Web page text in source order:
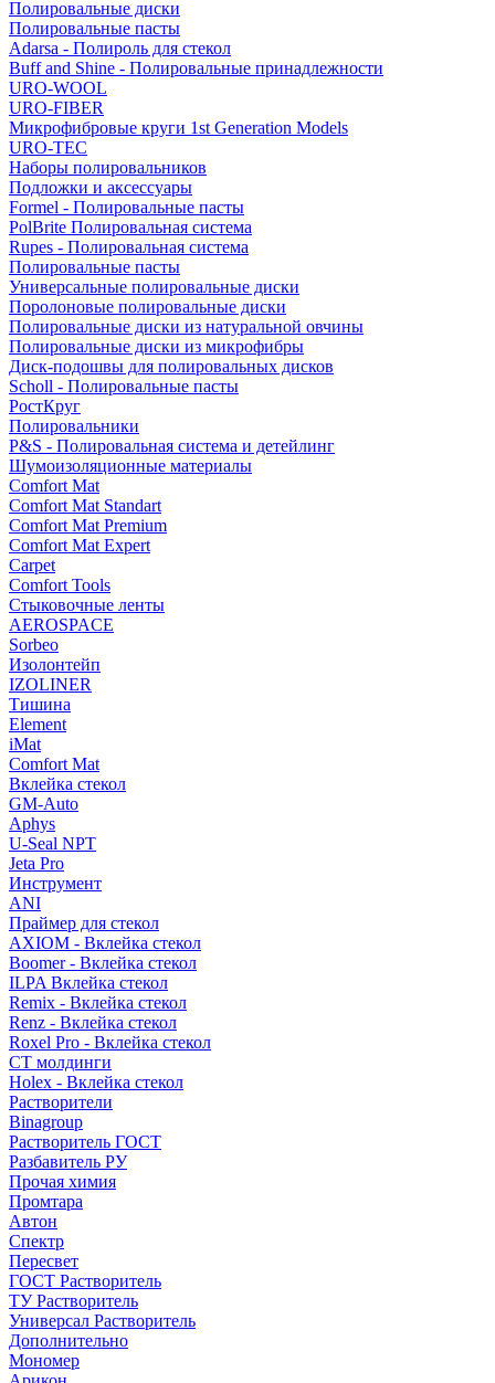
Полировальные диски
Полировальные пасты
Adarsa - Полироль для стекол
Buff and Shine - Полировальные принадлежности
URO-WOOL
URO-FIBER
Микрофибровые круги 1st Generation Models
URO-TEC
Наборы полировальников
Подложки и аксессуары
Formel - Полировальные пасты
PolBrite Полировальная система
Rupes - Полировальная система
Полировальные пасты
Универсальные полировальные диски
Поролоновые полировальные диски
Полировальные диски из натуральной овчины
Полировальные диски из микрофибры
Диск-подошвы для полировальных дисков
Scholl - Полировальные пасты
РостКруг
Полировальники
P&S - Полировальная система и детейлинг
Шумоизоляционные материалы
Comfort Mat
Comfort Mat Standart
Comfort Mat Premium
Comfort Mat Expert
Carpet
Comfort Tools
Стыковочные ленты
AEROSPACE
Sorbeo
Изолонтейп
IZOLINER
Тишина
Element
iMat
Comfort Mat
Вклейка стекол
GM-Auto
Aphys
U-Seal NPT
Jeta Pro
Инструмент
ANI
Праймер для стекол
AXIOM - Вклейка стекол
Boomer - Вклейка стекол
ILPA Вклейка стекол
Remix - Вклейка стекол
Renz - Вклейка стекол
Roxel Pro - Вклейка стекол
СТ молдинги
Holex - Вклейка стекол
Растворители
Binagroup
Растворитель ГОСТ
Разбавитель РУ
Прочая химия
Промтара
Автон
Спектр
Пересвет
ГОСТ Растворитель
ТУ Растворитель
Универсал Растворитель
Дополнительно
Мономер